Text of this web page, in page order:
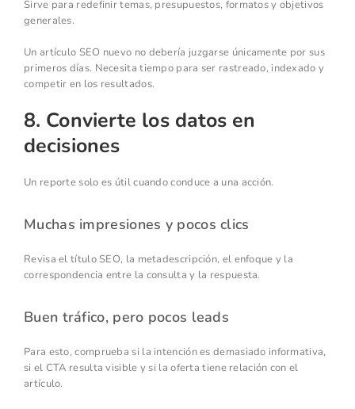
Sirve para redefinir temas, presupuestos, formatos y objetivos
generales.
Un artículo SEO nuevo no debería juzgarse únicamente por sus
primeros días. Necesita tiempo para ser rastreado, indexado y
competir en los resultados.
8. Convierte los datos en
decisiones
Un reporte solo es útil cuando conduce a una acción.
Muchas impresiones y pocos clics
Revisa el título SEO, la metadescripción, el enfoque y la
correspondencia entre la consulta y la respuesta.
Buen tráfico, pero pocos leads
Para esto, comprueba si la intención es demasiado informativa,
si el CTA resulta visible y si la oferta tiene relación con el
artículo.